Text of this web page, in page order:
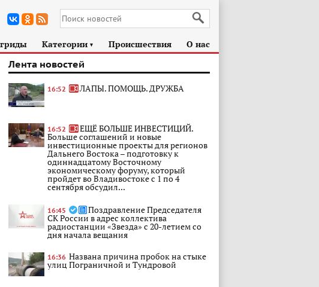
Категории ► Происшествия О нас
Лента новостей
16:52 ЛАПЫ. ПОМОЩЬ. ДРУЖБА
16:52 ЕЩЁ БОЛЬШЕ ИНВЕСТИЦИЙ.
Больше соглашений и новые
инвестиционные проекты для регионов
Дальнего Востока – подготовку к
одиннадцатому Восточному
экономическому форуму, который
пройдет во Владивостоке с 1 по 4
сентября обсудил...
16:45 Поздравление Председателя
СК России в адрес коллектива
радиостанции «Звезда» с 20-летием со
дня начала вещания
16:36 Названа причина пробок на стыке
улиц Пограничной и Тундровой